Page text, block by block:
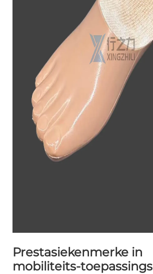
Prestasiekenmerke in
mobiliteits-toepassings